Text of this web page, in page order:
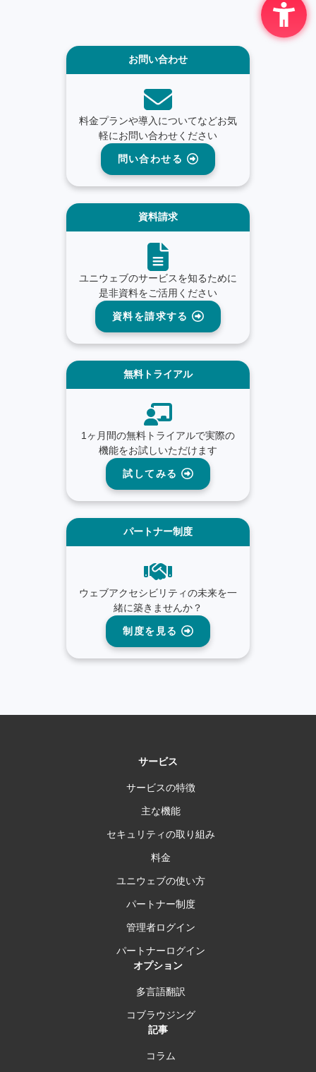
お問い合わせ
料金プランや導入についてなどお気
軽にお問い合わせください
問い合わせる
資料請求
ユニウェブのサービスを知るために
是非資料をご活用ください
資料を請求する
無料トライアル
1ヶ月間の無料トライアルで実際の
機能をお試しいただけます
試してみる
パートナー制度
ウェブアクセシビリティの未来を一
緒に築きませんか？
制度を見る
サービス
サービスの特徴
主な機能
セキュリティの取り組み
料金
ユニウェブの使い方
パートナー制度
管理者ログイン
パートナーログイン
オプション
多言語翻訳
コブラウジング
記事
コラム